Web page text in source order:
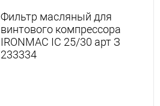
Фильтр масляный для
винтового компрессора
IRONMAC IC 25/30 арт З
233334